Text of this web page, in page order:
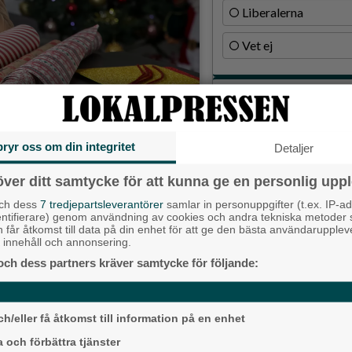
gemenskap om du planerar rätt.
planering, nöjen och
att jakten på den “perfekta
och ger sina tio bästa tips för
uppstår en särskild stämning.
Liberalerna
Vet ej
Topp tre
Milstolpen: Ny
plats under
Då börjar tågen
ligger bra i fas”
Detta händer i
augusti
Alingsås
oss om din integritet Detaljer
ditt samtycke för att kunna ge en personlig
dess 7 tredjepartsleverantörer samlar in personuppgifter (t.ex. IP-
genom användning av cookies och andra tekniska metoder
får åtkomst till data på din enhet för att ge den bästa
och annonsering.
dess partners kräver samtycke för följande:
eller få åtkomst till information på en enhet
och förbättra tjänster